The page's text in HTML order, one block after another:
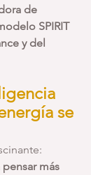
de
SPIRIT
y del
se
más